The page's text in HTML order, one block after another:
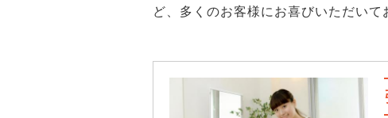
ど、多くのお客様にお喜びいただいて